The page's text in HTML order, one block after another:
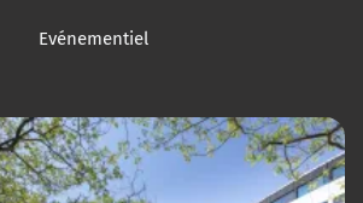
Evénementiel